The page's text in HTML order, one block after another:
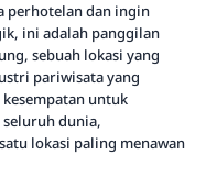
perhotelan dan ingin
ini adalah panggilan
sebuah lokasi yang
pariwisata yang
untuk
dunia,
lokasi paling menawan